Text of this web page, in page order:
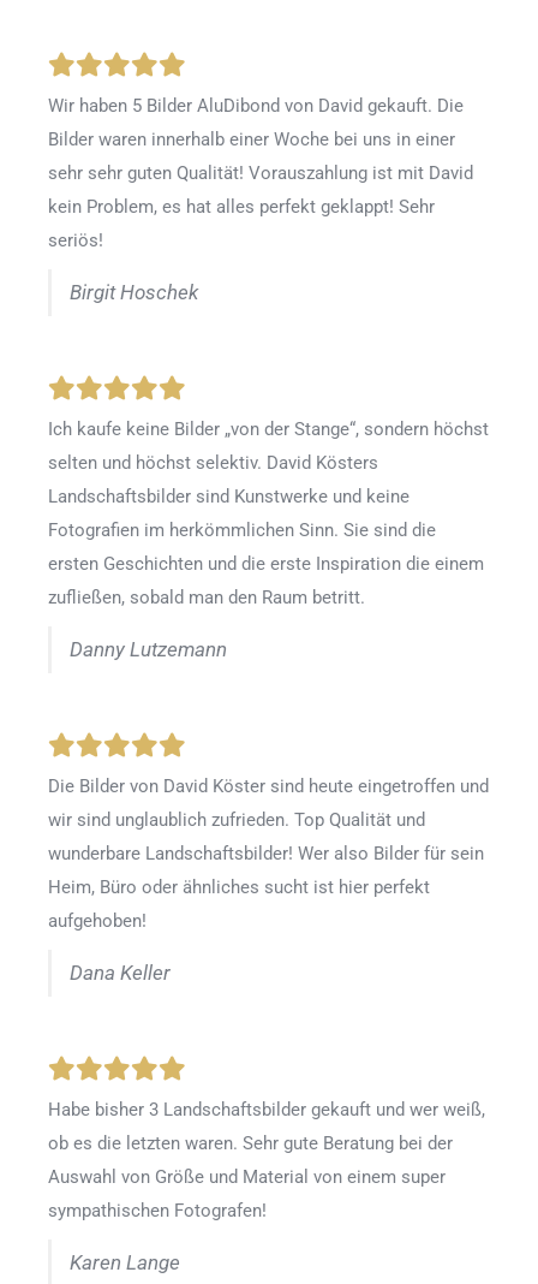
Wir haben 5 Bilder AluDibond von David gekauft. Die
Bilder waren innerhalb einer Woche bei uns in einer
sehr sehr guten Qualität! Vorauszahlung ist mit David
kein Problem, es hat alles perfekt geklappt! Sehr
seriös!
Birgit Hoschek
Ich kaufe keine Bilder „von der Stange“, sondern höchst
selten und höchst selektiv. David Kösters
Landschaftsbilder sind Kunstwerke und keine
Fotografien im herkömmlichen Sinn. Sie sind die
ersten Geschichten und die erste Inspiration die einem
zufließen, sobald man den Raum betritt.
Danny Lutzemann
Die Bilder von David Köster sind heute eingetroffen und
wir sind unglaublich zufrieden. Top Qualität und
wunderbare Landschaftsbilder! Wer also Bilder für sein
Heim, Büro oder ähnliches sucht ist hier perfekt
aufgehoben!
Dana Keller
Habe bisher 3 Landschaftsbilder gekauft und wer weiß,
ob es die letzten waren. Sehr gute Beratung bei der
Auswahl von Größe und Material von einem super
sympathischen Fotografen!
Karen Lange